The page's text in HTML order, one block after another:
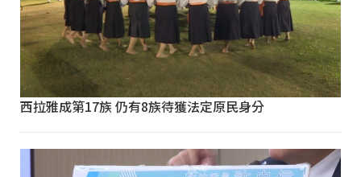
西拉雅成第17族 仍有8族待獲法定原民身分